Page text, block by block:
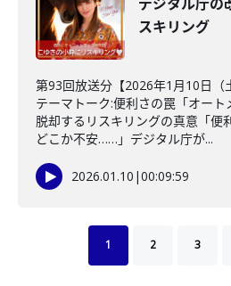
スキリング
第93回放送分【2026年1月10日（
テーマトーク:便利さの罠「オー
脱却するリスキリングの真意「便
どこか不安……」デジタル庁が...
2026.01.10 |00:09:59
1 2 3